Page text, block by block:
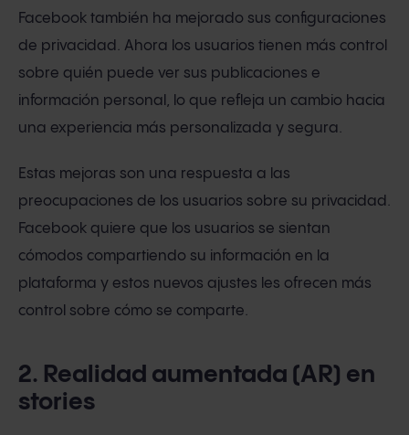
Facebook también ha mejorado sus configuraciones
de privacidad. Ahora los usuarios tienen más control
sobre quién puede ver sus publicaciones e
información personal, lo que refleja un cambio hacia
una experiencia más personalizada y segura.
Estas mejoras son una respuesta a las
preocupaciones de los usuarios sobre su privacidad.
Facebook quiere que los usuarios se sientan
cómodos compartiendo su información en la
plataforma y estos nuevos ajustes les ofrecen más
control sobre cómo se comparte.
2. Realidad aumentada (AR) en
stories